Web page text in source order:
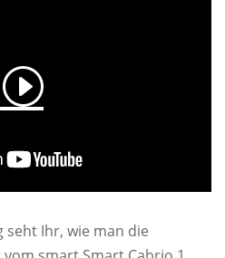
seht Ihr, wie man die